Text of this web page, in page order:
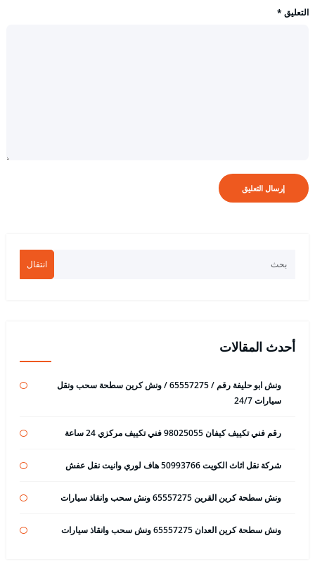
التعليق *
انتقال
أحدث المقالات
ونش ابو حليفة رقم / 65557275 / ونش كرين سطحة سحب ونقل
سيارات 24/7
رقم فني تكييف كيفان 98025055 فني تكييف مركزي 24 ساعة
شركة نقل اثاث الكويت 50993766 هاف لوري وانيت نقل عفش
ونش سطحة كرين القرين 65557275 ونش سحب وانقاذ سيارات
ونش سطحة كرين العدان 65557275 ونش سحب وانقاذ سيارات